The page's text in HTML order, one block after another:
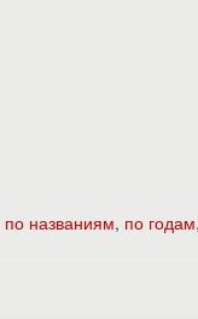
по названиям, по годам,